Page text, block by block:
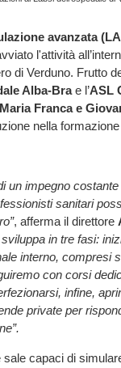
avanzata
l'attività
di Verduno. Frutto
Alba-Brae l’ASL
Maria Franca e
nella
un impegno
sanitari
, afferma il direttore
in tre fasi:
interno, compresi
con corsi
infine,
private per
sale capaci di